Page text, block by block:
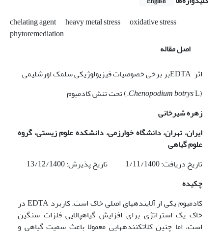
chelating agent heavy metal stress
oxidative stress
phytoremediation
اصل مقاله
اثر EDTAبر برخی خصوصیات فیزیولوژیکی سلمک اورشلیمی
(
Chenopodium botrysL.) تحت تنش کادمیوم
زهره شیرخانی
ایران، تهران، دانشگاه خوارزمی، دانشکده علوم زیستی، گروه
علوم گیاهی
تاریخ دریافت: 1/11/1400 تاریخ پذیرش: 13/12/1400
چکیده
کادمیوم یکی از آلاینده­های اصلی خاک است. کاربرد EDTA در
خاک یک استراتژی برای افزایش گیاه­پالایی فلزات سنگین
است، اما چنین کلات­کننده­هایی معمولا باعث سمیت گیاهی و